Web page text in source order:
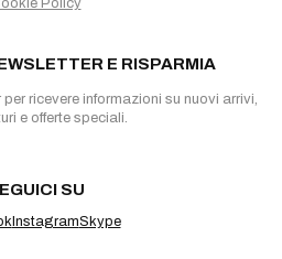
Policy
E RISPARMIA
ricevere informazioni su nuovi arrivi,
e offerte speciali.
SU
InstagramSkype